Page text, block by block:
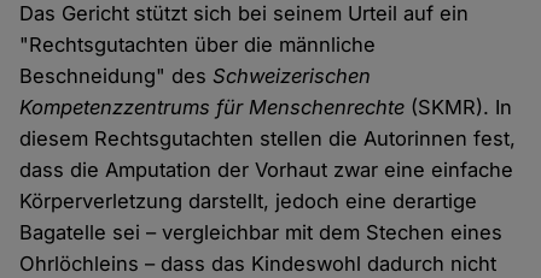
Das Gericht stützt sich bei seinem Urteil auf ein
"Rechtsgutachten über die männliche
Beschneidung" desSchweizerischen
Kompetenzzentrums für Menschenrechte (SKMR). In
diesem Rechtsgutachten stellen die Autorinnen fest,
dass die Amputation der Vorhaut zwar eine einfache
Körperverletzung darstellt, jedoch eine derartige
Bagatelle sei – vergleichbar mit dem Stechen eines
Ohrlöchleins – dass das Kindeswohl dadurch nicht